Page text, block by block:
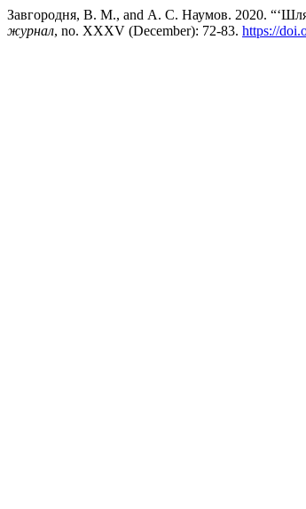
Завгородня, В. М., and А. С. Наумов. 2020.
журнал, no. XXXV (December): 72-83. https://